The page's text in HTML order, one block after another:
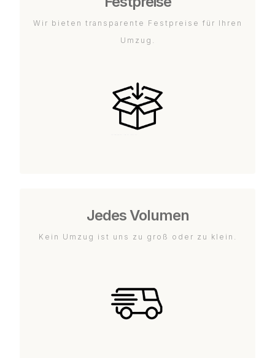
Wir bieten transparente Festpreise für Ihren
Umzug.
Jedes Volumen
Kein Umzug ist uns zu groß oder zu klein.